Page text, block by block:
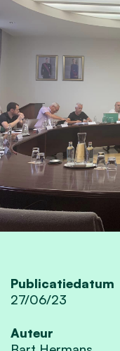
Publicatiedatum
27/06/23
Auteur